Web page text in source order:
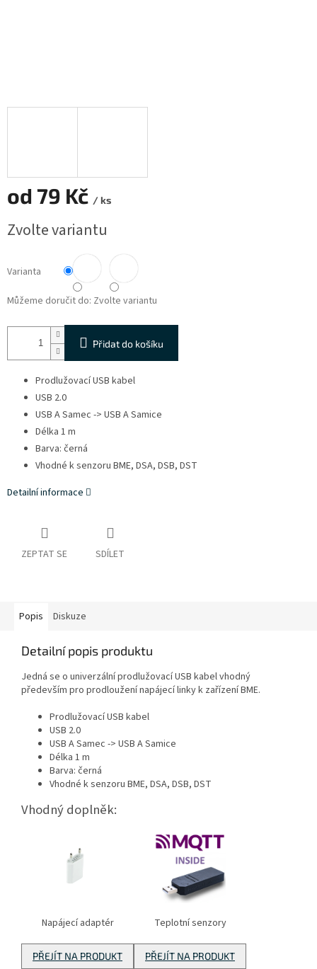
od 79 Kč / ks
cena:
Zvolte variantu
Varianta
Můžeme doručit do: Zvolte variantu
Přidat do košíku
Prodlužovací USB kabel
USB 2.0
USB A Samec -> USB A Samice
Délka 1 m
Barva: černá
Vhodné k senzoru BME, DSA, DSB, DST
Detailní informace
ZEPTAT SE SDÍLET
Popis Diskuze
Detailní popis produktu
Jedná se o univerzální prodlužovací USB kabel vhodný
především pro prodloužení napájecí linky k zařízení BME.
Prodlužovací USB kabel
USB 2.0
USB A Samec -> USB A Samice
Délka 1 m
Barva: černá
Vhodné k senzoru BME, DSA, DSB, DST
Vhodný doplněk:
Napájecí adaptér
PŘEJÍT NA PRODUKT
Teplotní senzory
PŘEJÍT NA PRODUKT